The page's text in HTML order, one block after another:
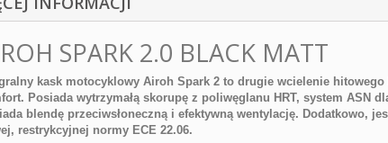
SPARK 2.0 BLACK MATT
kask motocyklowy Airoh Spark 2 to drugie wcielenie
Posiada wytrzymałą skorupę z poliwęglanu HRT, system ASN
blendę przeciwsłoneczną i efektywną wentylację. Dodatkowo,
restrykcyjnej normy ECE 22.06.